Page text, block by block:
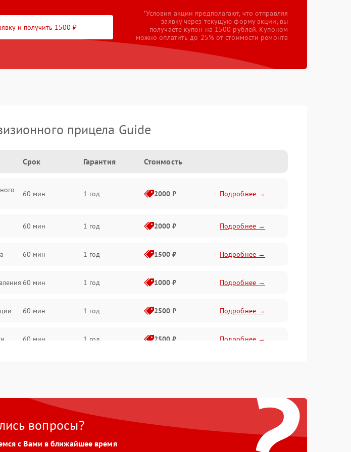
и получить 1500 ₽
*Условия акции предполагают, что отправляя
заявку через текущую форму акции, вы
получаете купон на 1500 рублей. Купоном
можно оплатить до 25% от стоимости ремонта
прицела Guide
Срок Гарантия Стоимость
60 мин 1 год 2000 ₽ Подробнее →
60 мин 1 год 2000 ₽ Подробнее →
60 мин 1 год 1500 ₽ Подробнее →
60 мин 1 год 1000 ₽ Подробнее →
60 мин 1 год 2500 ₽ Подробнее →
60 мин 1 год 2500 ₽ Подробнее →
от
60 мин 1 год 1500 ₽
вопросы?
с Вами в ближайшее время